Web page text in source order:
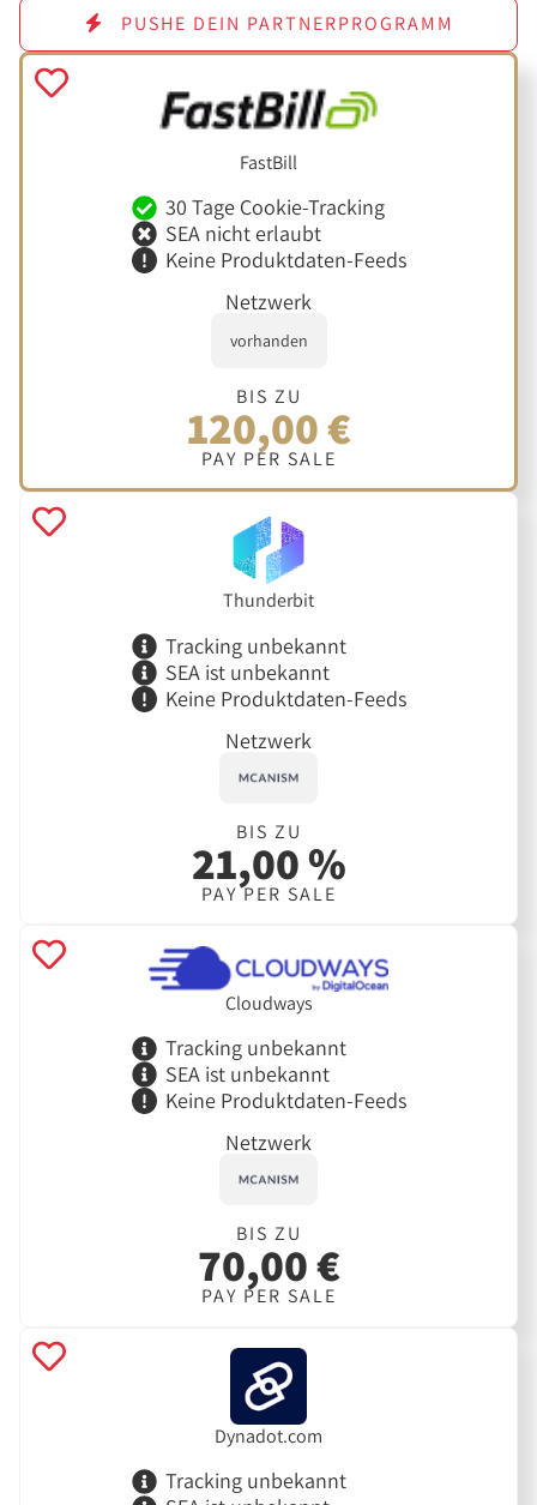
PUSHE DEIN PARTNERPROGRAMM
FastBill
30 Tage Cookie-Tracking
SEA nicht erlaubt
Keine Produktdaten-Feeds
Netzwerk
vorhanden
BIS ZU
120,00 €
PAY PER SALE
Thunderbit
Tracking unbekannt
SEA ist unbekannt
Keine Produktdaten-Feeds
Netzwerk
BIS ZU
21,00 %
PAY PER SALE
Cloudways
Tracking unbekannt
SEA ist unbekannt
Keine Produktdaten-Feeds
Netzwerk
BIS ZU
70,00 €
PAY PER SALE
Dynadot.com
Tracking unbekannt